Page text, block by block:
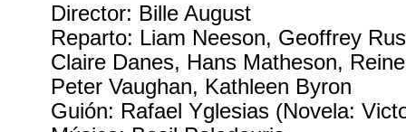
Director: Bille August
Reparto: Liam Neeson, Geoffrey
Claire Danes, Hans Matheson,
Peter Vaughan, Kathleen Byron
Guión: Rafael Yglesias (Novela: